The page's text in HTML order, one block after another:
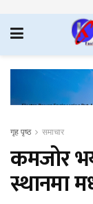
गृह पृष्ठ समाचार
कमजोर
स्थानमा